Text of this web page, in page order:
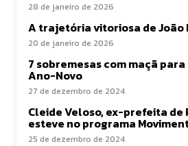
28 de janeiro de 2026
A trajetória vitoriosa de João
20 de janeiro de 2026
7 sobremesas com maçã
Ano-Novo
27 de dezembro de 2024
Cleide Veloso, ex-prefeita de
esteve no programa
25 de dezembro de 2024